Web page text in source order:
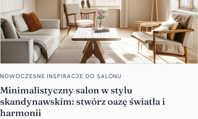
NOWOCZESNE INSPIRACJE DO SALONU
Minimalistyczny salon w stylu
skandynawskim: stwórz oazę światła i
harmonii